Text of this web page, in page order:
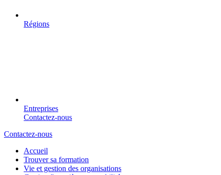
Régions
Entreprises
Contactez-nous
Contactez-nous
Accueil
Trouver sa formation
Vie et gestion des organisations